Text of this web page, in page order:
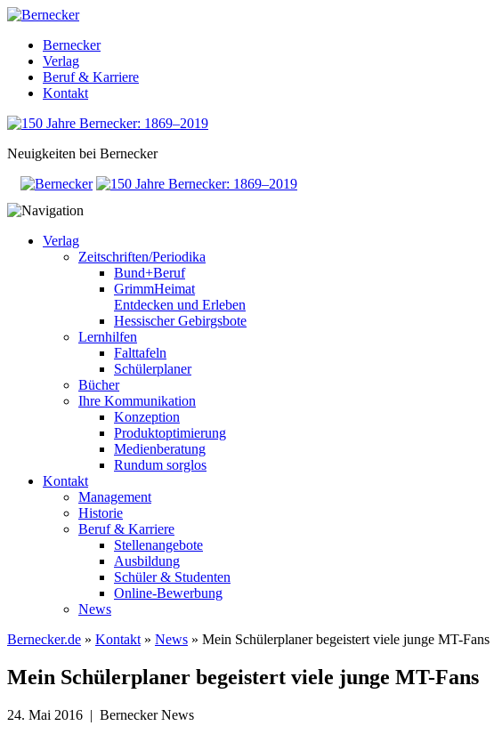
Bernecker
Verlag
Beruf & Karriere
Kontakt
Neuigkeiten bei Bernecker
Verlag
Zeitschriften/Periodika
Bund+Beruf
GrimmHeimat
Entdecken und Erleben
Hessischer Gebirgsbote
Lernhilfen
Falttafeln
Schülerplaner
Bücher
Ihre Kommunikation
Konzeption
Produktoptimierung
Medienberatung
Rundum sorglos
Kontakt
Management
Historie
Beruf & Karriere
Stellenangebote
Ausbildung
Schüler & Studenten
Online-Bewerbung
News
Bernecker.de » Kontakt » News » Mein Schülerplaner begeistert viele junge MT-Fans
Mein Schülerplaner begeistert viele junge MT-Fans
24. Mai 2016 | Bernecker News